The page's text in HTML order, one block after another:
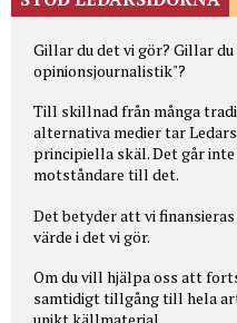
Gillar du det vi gör? Gillar
opinionsjournalistik"?
Till skillnad från många
alternativa medier tar
principiella skäl. Det går
motståndare till det.
Det betyder att vi
värde i det vi gör.
Om du vill hjälpa oss att
samtidigt tillgång till hela